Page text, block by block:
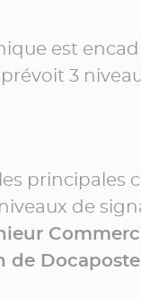
est
3
principales
de
de